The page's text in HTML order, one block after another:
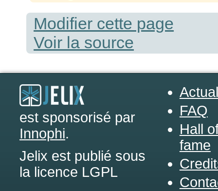
Modifier cette page
Voir la source
est sponsorisé par
Innophi.
Jelix est publié sous
la licence LGPL
FAQ
Hall
fame